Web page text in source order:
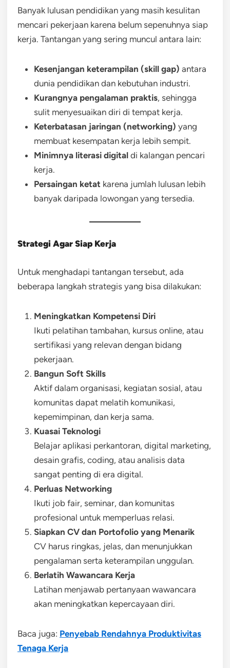
Banyak lulusan pendidikan yang masih kesulitan
mencari pekerjaan karena belum sepenuhnya siap
kerja. Tantangan yang sering muncul antara lain:
Kesenjangan keterampilan (skill gap) antara
dunia pendidikan dan kebutuhan industri.
Kurangnya pengalaman praktis, sehingga
sulit menyesuaikan diri di tempat kerja.
Keterbatasan jaringan (networking) yang
membuat kesempatan kerja lebih sempit.
Minimnya literasi digital di kalangan pencari
kerja.
Persaingan ketat karena jumlah lulusan lebih
banyak daripada lowongan yang tersedia.
Strategi Agar Siap Kerja
Untuk menghadapi tantangan tersebut, ada
beberapa langkah strategis yang bisa dilakukan:
Meningkatkan Kompetensi Diri
Ikuti pelatihan tambahan, kursus online, atau
sertifikasi yang relevan dengan bidang
pekerjaan.
Bangun Soft Skills
Aktif dalam organisasi, kegiatan sosial, atau
komunitas dapat melatih komunikasi,
kepemimpinan, dan kerja sama.
Kuasai Teknologi
Belajar aplikasi perkantoran, digital marketing,
desain grafis, coding, atau analisis data
sangat penting di era digital.
Perluas Networking
Ikuti job fair, seminar, dan komunitas
profesional untuk memperluas relasi.
Siapkan CV dan Portofolio yang Menarik
CV harus ringkas, jelas, dan menunjukkan
pengalaman serta keterampilan unggulan.
Berlatih Wawancara Kerja
Latihan menjawab pertanyaan wawancara
akan meningkatkan kepercayaan diri.
Baca juga: Penyebab Rendahnya Produktivitas
Tenaga Kerja